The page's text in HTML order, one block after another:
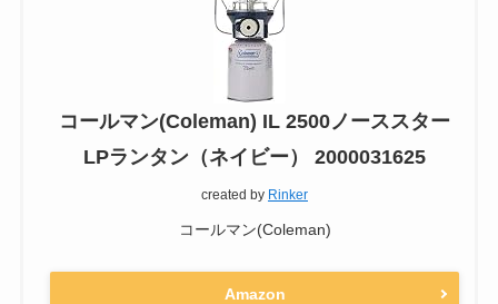
コールマン(Coleman) IL 2500ノーススター
LPランタン（ネイビー） 2000031625
created by Rinker
コールマン(Coleman)
Amazon